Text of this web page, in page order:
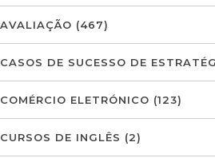
AVALIAÇÃO (467)
CASOS DE SUCESSO DE
COMÉRCIO ELETRÓNICO (123)
CURSOS DE INGLÊS (2)